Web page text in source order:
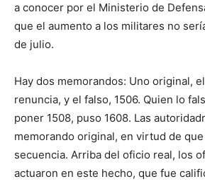
a conocer por el Ministerio de
que el aumento a los militares no
de julio.
Hay dos memorandos: Uno original,
renuncia, y el falso, 1506. Quien lo
poner 1508, puso 1608. Las
memorando original, en virtud de
secuencia. Arriba del oficio real, los
actuaron en este hecho, que fue